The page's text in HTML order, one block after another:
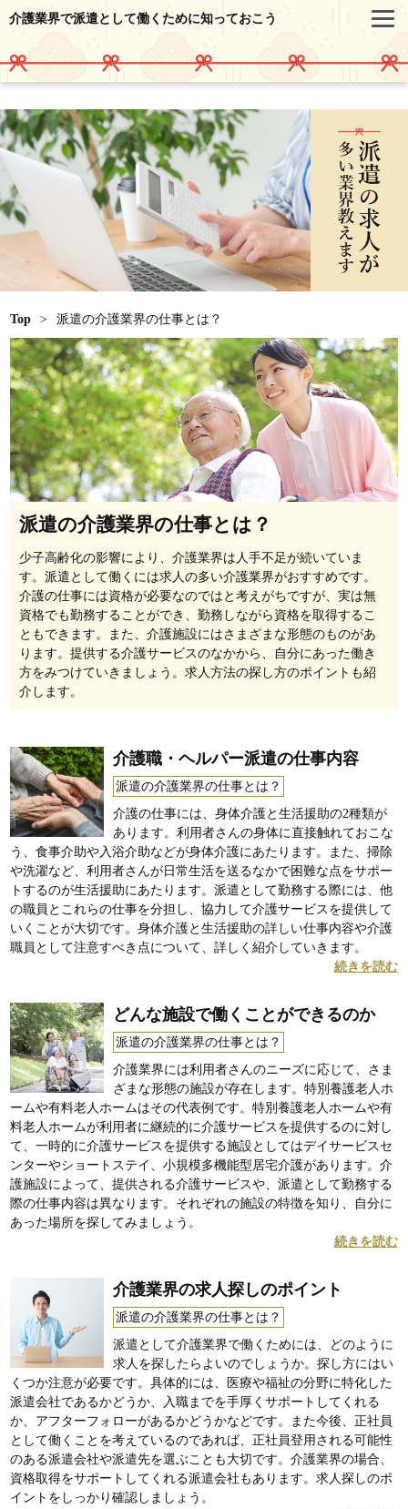
介護業界で派遣として働くために知っておこう
Top > 派遣の介護業界の仕事とは？
派遣の介護業界の仕事とは？
少子高齢化の影響により、介護業界は人手不足が続いていま
す。派遣として働くには求人の多い介護業界がおすすめです。
介護の仕事には資格が必要なのではと考えがちですが、実は無
資格でも勤務することができ、勤務しながら資格を取得するこ
ともできます。また、介護施設にはさまざまな形態のものがあ
ります。提供する介護サービスのなかから、自分にあった働き
方をみつけていきましょう。求人方法の探し方のポイントも紹
介します。
介護職・ヘルパー派遣の仕事内容
派遣の介護業界の仕事とは？
介護の仕事には、身体介護と生活援助の2種類が
あります。利用者さんの身体に直接触れておこな
う、食事介助や入浴介助などが身体介護にあたります。また、掃除
や洗濯など、利用者さんが日常生活を送るなかで困難な点をサポー
トするのが生活援助にあたります。派遣として勤務する際には、他
の職員とこれらの仕事を分担し、協力して介護サービスを提供して
いくことが大切です。身体介護と生活援助の詳しい仕事内容や介護
職員として注意すべき点について、詳しく紹介していきます。
続きを読む
どんな施設で働くことができるのか
派遣の介護業界の仕事とは？
介護業界には利用者さんのニーズに応じて、さま
ざまな形態の施設が存在します。特別養護老人ホ
ームや有料老人ホームはその代表例です。特別養護老人ホームや有
料老人ホームが利用者に継続的に介護サービスを提供するのに対し
て、一時的に介護サービスを提供する施設としてはデイサービスセ
ンターやショートステイ、小規模多機能型居宅介護があります。介
護施設によって、提供される介護サービスや、派遣として勤務する
際の仕事内容は異なります。それぞれの施設の特徴を知り、自分に
あった場所を探してみましょう。
続きを読む
介護業界の求人探しのポイント
派遣の介護業界の仕事とは？
派遣として介護業界で働くためには、どのように
求人を探したらよいのでしょうか。探し方にはい
くつか注意が必要です。具体的には、医療や福祉の分野に特化した
派遣会社であるかどうか、入職までを手厚くサポートしてくれる
か、アフターフォローがあるかどうかなどです。また今後、正社員
として働くことを考えているのであれば、正社員登用される可能性
のある派遣会社や派遣先を選ぶことも大切です。介護業界の場合、
資格取得をサポートしてくれる派遣会社もあります。求人探しのポ
イントをしっかり確認しましょう。